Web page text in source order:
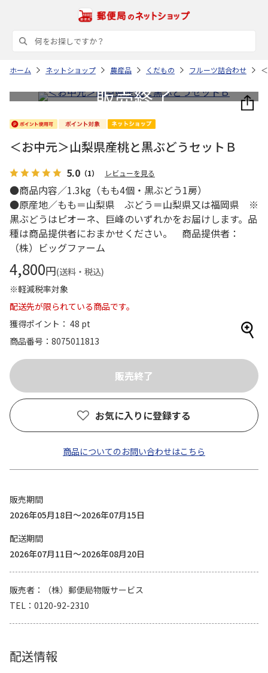
ホーム ネットショップ 農産品 くだもの フルーツ詰合わせ
＜お中元＞山梨県産桃と黒ぶどうセットＢ
5.0 （1） レビューを見る
●商品内容／1.3kg（もも4個・黒ぶどう1房）
●原産地／もも＝山梨県 ぶどう＝山梨県又は福岡県 ※
黒ぶどうはピオーネ、巨峰のいずれかをお届けします。品
種は商品提供者におまかせください。 商品提供者：
（株）ビッグファーム
4,800円(送料・税込)
※軽減税率対象
配送先が限られている商品です。
獲得ポイント： 48 pt
商品番号
8075011813
お気に入りに登録する
商品についてのお問い合わせはこちら
販売期間
2026年05月18日～2026年07月15日
配送期間
2026年07月11日～2026年08月20日
販売者
（株）郵便局物販サービス
TEL
0120-92-2310
配送情報